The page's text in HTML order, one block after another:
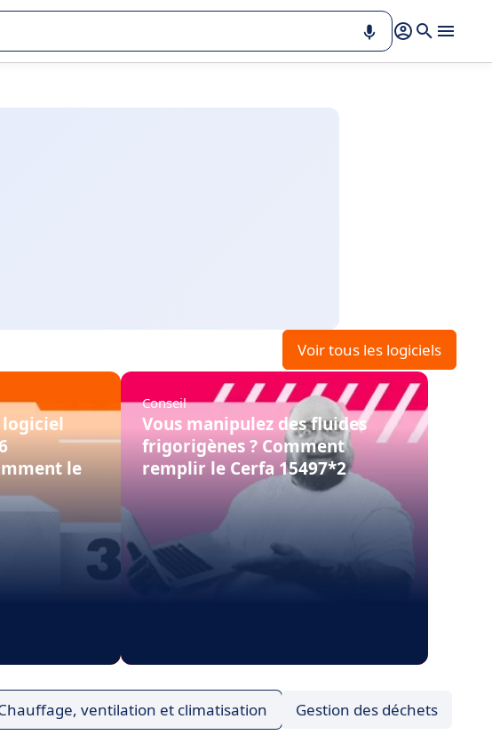
Voir tous les logiciels
le
Conseil
Vous manipulez des fluides
frigorigènes ? Comment
remplir le Cerfa 15497*2
ventilation et climatisation
Gestion des déchets